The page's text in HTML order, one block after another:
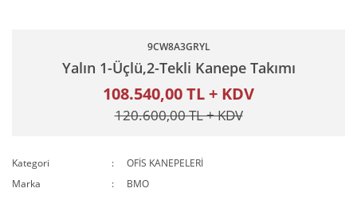
9CW8A3GRYL
Yalın 1-Üçlü,2-Tekli Kanepe Takımı
108.540,00 TL + KDV
120.600,00 TL + KDV
Kategori
OFİS KANEPELERİ
Marka
BMO